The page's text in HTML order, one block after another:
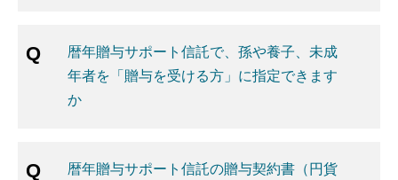
暦年贈与サポート信託で、孫や養子、未成
年者を「贈与を受ける方」に指定できます
か
暦年贈与サポート信託の贈与契約書（円貨